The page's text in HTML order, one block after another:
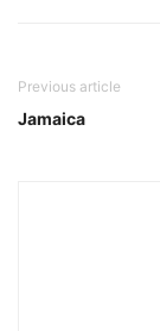
Previous article
Jamaica